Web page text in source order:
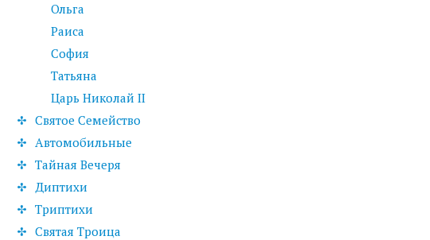
Ольга
Раиса
София
Татьяна
Царь Николай II
Святое Семейство
Автомобильные
Тайная Вечеря
Диптихи
Триптихи
Святая Троица